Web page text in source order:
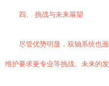
四、 挑战与未来展望
尽管优势明显，双轴系统也
维护要求更专业等挑战。未来的